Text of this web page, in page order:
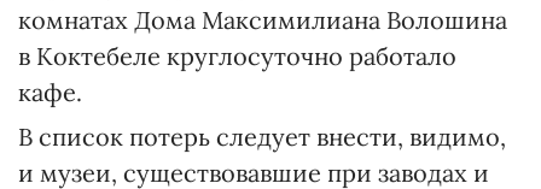
комнатах Дома Максимилиана Волошина
в Коктебеле круглосуточно работало
кафе.
В список потерь следует внести, видимо,
и музеи, существовавшие при заводах и